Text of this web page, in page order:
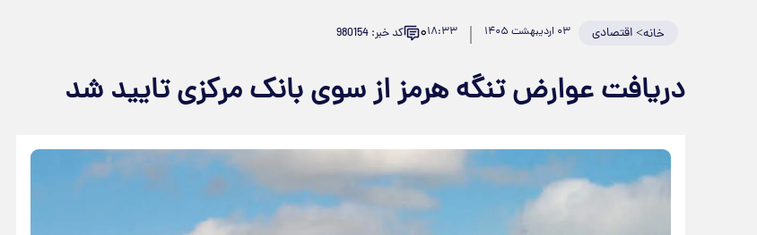
خانه>اقتصادی ۰۳ اردیبهشت ۱۴۰۵ ۱۸:۳۳۰ کد خبر: 980154
دریافت عوارض تنگه هرمز از سوی بانک مرکزی تایید شد